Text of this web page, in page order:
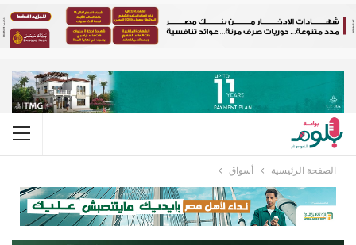
الصفحة الرئيسية أسواق